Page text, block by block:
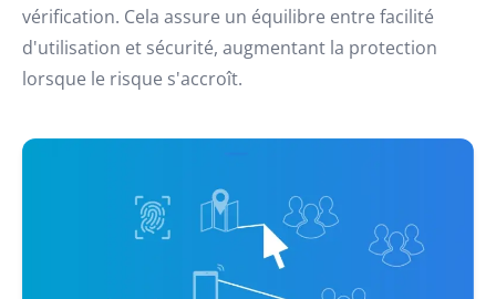
vérification. Cela assure un équilibre entre facilité
d'utilisation et sécurité, augmentant la protection
lorsque le risque s'accroît.